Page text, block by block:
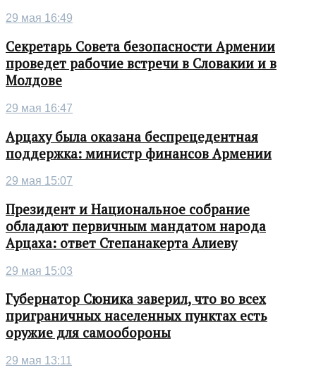
29 мая 16:49
Секретарь Совета безопасности Армении
проведет рабочие встречи в Словакии и в
Молдове
29 мая 16:47
Арцаху была оказана беспрецедентная
поддержка: министр финансов Армении
29 мая 15:07
Президент и Национальное собрание
обладают первичным мандатом народа
Арцаха: ответ Степанакерта Алиеву
29 мая 15:03
Губернатор Сюника заверил, что во всех
приграничных населенных пунктах есть
оружие для самообороны
29 мая 13:11